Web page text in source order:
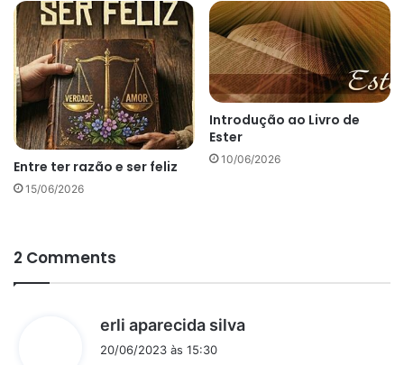
Entre ter razão e ser feliz
15/06/2026
Introdução ao Livro de
Ester
10/06/2026
2 Comments
erli aparecida silva
20/06/2023 às 15:30